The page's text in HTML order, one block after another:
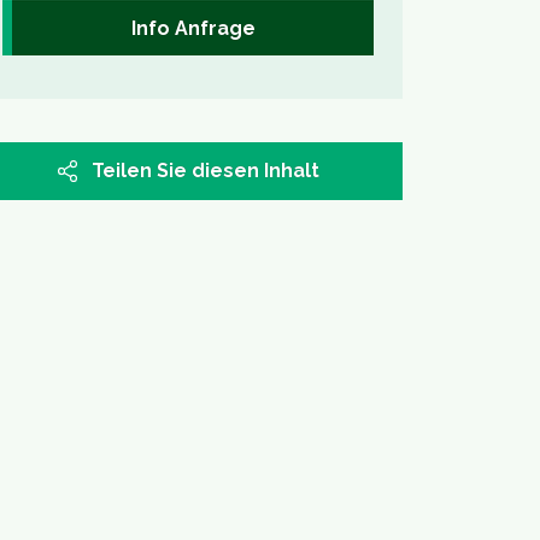
Info Anfrage
Teilen Sie diesen Inhalt